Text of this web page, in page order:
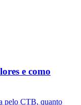
e como
pelo CTB, quanto